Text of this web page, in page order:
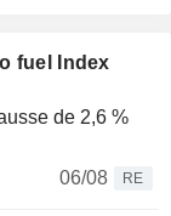
fuel Index
de 2,6 %
06/08
RE